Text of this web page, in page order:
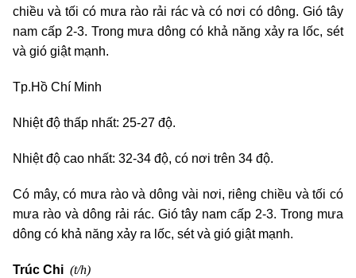
chiều và tối có mưa rào rải rác và có nơi có dông. Gió tây
nam cấp 2-3. Trong mưa dông có khả năng xảy ra lốc, sét
và gió giật mạnh.
Tp.Hồ Chí Minh
Nhiệt độ thấp nhất: 25-27 độ.
Nhiệt độ cao nhất: 32-34 độ, có nơi trên 34 độ.
Có mây, có mưa rào và dông vài nơi, riêng chiều và tối có
mưa rào và dông rải rác. Gió tây nam cấp 2-3. Trong mưa
dông có khả năng xảy ra lốc, sét và gió giật mạnh.
Trúc Chi (t/h)